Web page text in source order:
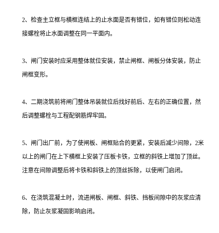
2、检查主立框与横框连结上的止水面是否有错位，如有错位则松动连
接螺栓将止水面调整在同一平面内。
3、闸门安装时应采用整体就位安装，禁止闸框、闸板分体安装，防止
闸框变形。
4、二期浇筑前将闸门整体吊装就位后找好前后、左右的正确位置，然
后调整螺栓与工程配钢筋焊牢固。
5、闸门出厂前，为了使闸板、闸框贴合的更紧，安装后减少间隙，2米
以上的闸门在上下横框上安装了压板卡铁，立框的斜铁上增加了顶丝。
注意在间隙调整后将卡铁和斜铁上的顶丝拆除，以使闸门启闭。
6、在浇筑混凝土时，流进闸板、闸框、斜铁、挡板间隙中的灰浆应清
除，防止灰浆凝固影响启闭。